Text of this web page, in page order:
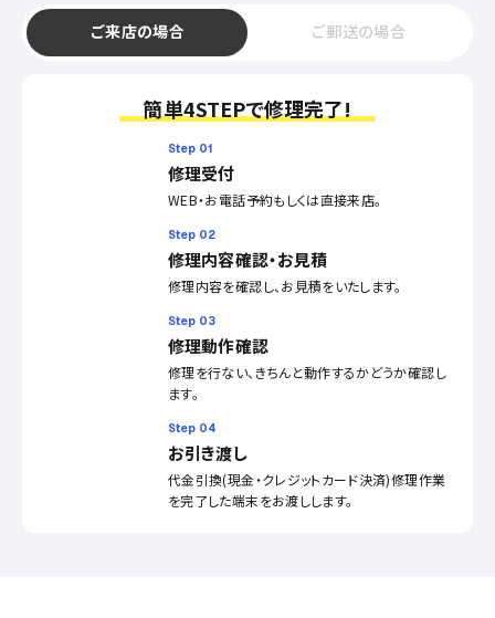
ご来店の場合 ご郵送の場合
簡単4STEPで修理完了!
Step 01
修理受付
WEB・お電話予約もしくは直接来店。
Step 02
修理内容確認・お見積
修理内容を確認し、お見積をいたします。
Step 03
修理動作確認
修理を行ない、きちんと動作するかどうか確認し
ます。
Step 04
お引き渡し
代金引換(現金・クレジットカード決済)修理作業
を完了した端末をお渡しします。